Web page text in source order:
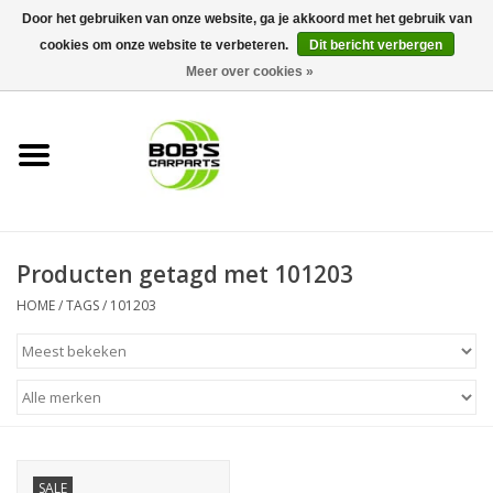
0 Artikelen - €0,00
KS TOOLS
Next Gereedschapswagens
Opbergsystemen
Automaterialen
Producten getagd met 101203
HOME/TAGS/ 101203
SALE
Door het gebruiken van onze website, ga je akkoord met het gebruik van
cookies om onze website te verbeteren.
Dit bericht verbergen
Meer over cookies »